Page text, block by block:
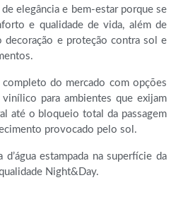
elegância e bem-estar porque se
e qualidade de vida, além de
decoração e proteção contra sol e
do mercado com opções
para ambientes que exijam
até o bloqueio total da passagem
provocado pelo sol.
d’água estampada na superfície da
Night&Day.